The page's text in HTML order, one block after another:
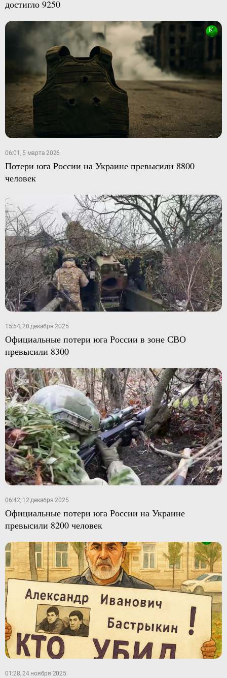
достигло 9250
06:01, 5 марта 2026
Потери юга России на Украине превысили 8800
человек
15:54, 20 декабря 2025
Официальные потери юга России в зоне СВО
превысили 8300
06:42, 12 декабря 2025
Официальные потери юга России на Украине
превысили 8200 человек
01:28, 24 ноября 2025